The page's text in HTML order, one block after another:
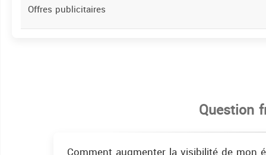
Offres publicitaires
Question